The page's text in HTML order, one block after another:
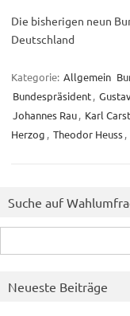
Die bisherigen neun
Deutschland
Kategorie: Allgemein
Bundespräsident,
Johannes Rau, Karl
Herzog , Theodor Heuss,
Suche auf
nach:
Neueste Beiträge